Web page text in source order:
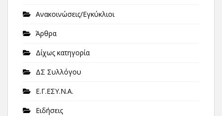
Ανακοινώσεις/Εγκύκλιοι
Άρθρα
Δίχως κατηγορία
ΔΣ Συλλόγου
Ε.Γ.ΕΣΥ.Ν.Α.
Ειδήσεις